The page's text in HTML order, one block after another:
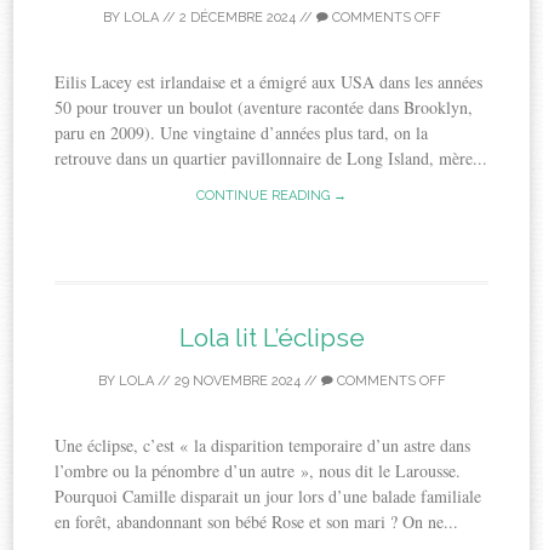
BY LOLA// 2 DÉCEMBRE 2024// COMMENTS OFF
Eilis Lacey est irlandaise et a émigré aux USA dans les années
50 pour trouver un boulot (aventure racontée dans Brooklyn,
paru en 2009). Une vingtaine d’années plus tard, on la
retrouve dans un quartier pavillonnaire de Long Island, mère...
CONTINUE READING →
Lola lit L’éclipse
BY LOLA// 29 NOVEMBRE 2024// COMMENTS OFF
Une éclipse, c’est « la disparition temporaire d’un astre dans
l’ombre ou la pénombre d’un autre », nous dit le Larousse.
Pourquoi Camille disparait un jour lors d’une balade familiale
en forêt, abandonnant son bébé Rose et son mari ? On ne...